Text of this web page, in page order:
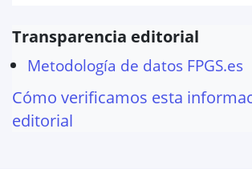
Transparencia editorial
Metodología de datos FPGS.es
Cómo verificamos esta
editorial